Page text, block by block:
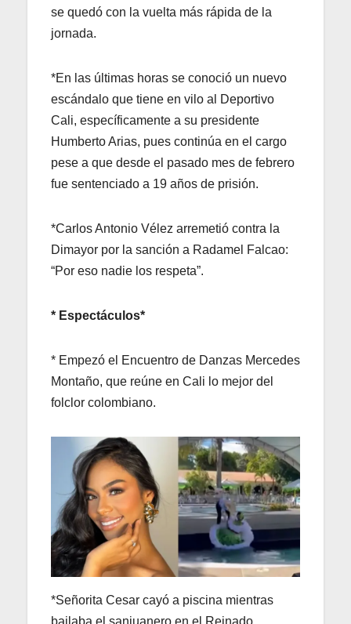
se quedó con la vuelta más rápida de la
jornada.
*En las últimas horas se conoció un nuevo
escándalo que tiene en vilo al Deportivo
Cali, específicamente a su presidente
Humberto Arias, pues continúa en el cargo
pese a que desde el pasado mes de febrero
fue sentenciado a 19 años de prisión.
*Carlos Antonio Vélez arremetió contra la
Dimayor por la sanción a Radamel Falcao:
“Por eso nadie los respeta”.
* Espectáculos*
* Empezó el Encuentro de Danzas Mercedes
Montaño, que reúne en Cali lo mejor del
folclor colombiano.
*Señorita Cesar cayó a piscina mientras
bailaba el sanjuanero en el Reinado